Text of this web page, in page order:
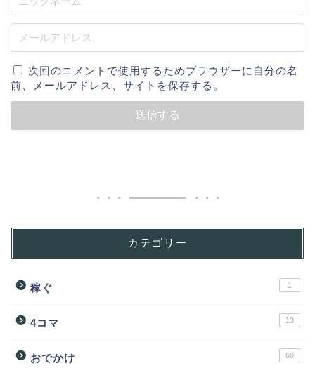
次回のコメントで使用するためブラウザーに自分の名
前、メールアドレス、サイトを保存する。
カテゴリー
稼ぐ 1
4コマ 13
おでかけ 60